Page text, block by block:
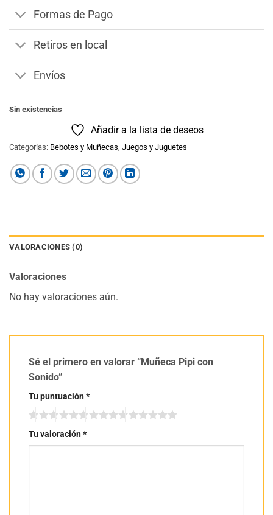
Formas de Pago
Retiros en local
Envíos
Sin existencias
Añadir a la lista de deseos
Categorías: Bebotes y Muñecas Juegos y Juguetes
VALORACIONES (0)
Valoraciones
No hay valoraciones aún.
Sé el primero en valorar “Muñeca Pipi con
Sonido”
Tu puntuación*
Tu valoración*